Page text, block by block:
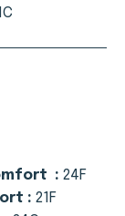
: 24F
: 21F